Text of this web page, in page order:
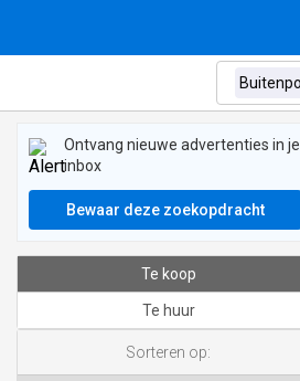
Ontvang nieuwe advertenties in je
inbox
Bewaar deze zoekopdracht
Te koop
Te huur
Sorteren op: